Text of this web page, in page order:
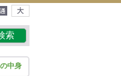
中身